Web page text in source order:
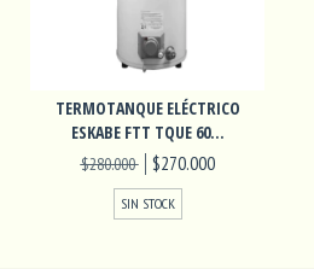
TERMOTANQUE ELÉCTRICO
ESKABE FTT TQUE 60...
$280.000 $270.000
SIN STOCK